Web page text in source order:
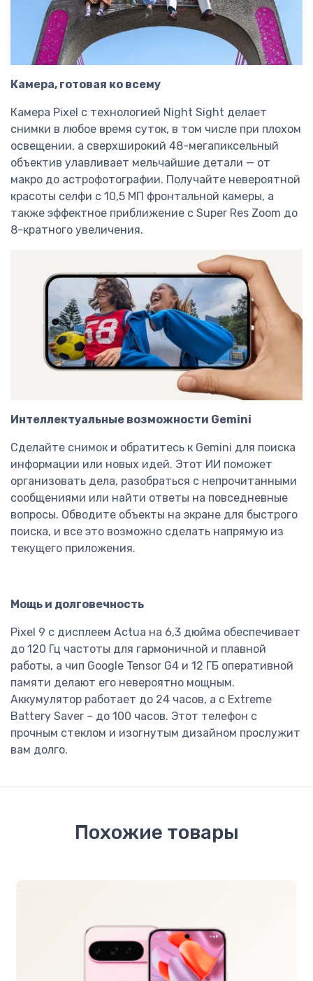
Камера, готовая ко всему
Камера Pixel с технологией Night Sight делает
снимки в любое время суток, в том числе при плохом
освещении, а сверхширокий 48-мегапиксельный
объектив улавливает мельчайшие детали — от
макро до астрофотографии. Получайте невероятной
красоты селфи с 10,5 МП фронтальной камеры, а
также эффектное приближение с Super Res Zoom до
8-кратного увеличения.
Интеллектуальные возможности Gemini
Сделайте снимок и обратитесь к Gemini для поиска
информации или новых идей. Этот ИИ поможет
организовать дела, разобраться с непрочитанными
сообщениями или найти ответы на повседневные
вопросы. Обводите объекты на экране для быстрого
поиска, и все это возможно сделать напрямую из
текущего приложения.
Мощь и долговечность
Pixel 9 с дисплеем Actua на 6,3 дюйма обеспечивает
до 120 Гц частоты для гармоничной и плавной
работы, а чип Google Tensor G4 и 12 ГБ оперативной
памяти делают его невероятно мощным.
Аккумулятор работает до 24 часов, а с Extreme
Battery Saver – до 100 часов. Этот телефон с
прочным стеклом и изогнутым дизайном прослужит
вам долго.
Похожие товары